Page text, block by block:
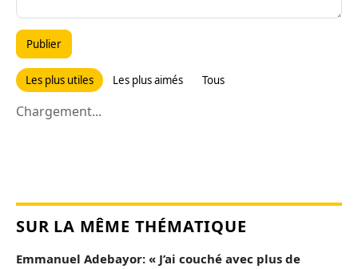
Publier
Les plus utiles Les plus aimés Tous
Chargement...
SUR LA MÊME THÉMATIQUE
Emmanuel Adebayor: « J’ai couché avec plus de